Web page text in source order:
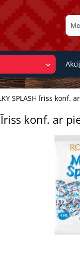
SPLASH Īriss konf.
Īriss konf. ar